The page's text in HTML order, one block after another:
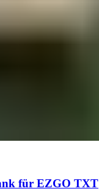
für EZGO TXT